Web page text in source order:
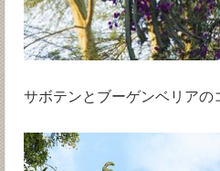
サボテンとブーゲンベリアの